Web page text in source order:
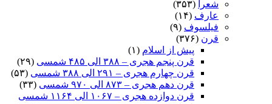
شعرا
(۳۵۳)
عارف (۱۴)
فیلسوف (۹)
قرن (۳۷۶)
پیش از اسلام (۱)
قرن پنجم هجری – ۳۸۸ الی ۴۸۵ شمسی
(۲۹)
قرن چهارم هجری – ۲۹۱ الی ۳۸۸ شمسی
(۵۳)
قرن دهم هجری – ۸۷۳ الی ۹۷۰ شمسی
(۳۳)
قرن دوازده هجری – ۱۰۶۷ الی ۱۱۶۴ شمسی